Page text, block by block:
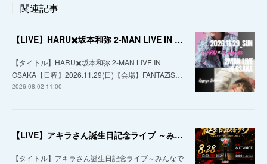
関連記事
【LIVE】HARU✖️坂本和弥 2-MAN LIVE IN OSAKA
【タイトル】HARU✖️坂本和弥 2-MAN LIVE IN
OSAKA【日程】2026.11.29(日)【会場】FANTAZiS…
2026.08.02 11:00
【LIVE】アキラさん誕生日記念ライブ ～みんなで一緒にお祝いしましょ！～
【タイトル】アキラさん誕生日記念ライブ～みんなで